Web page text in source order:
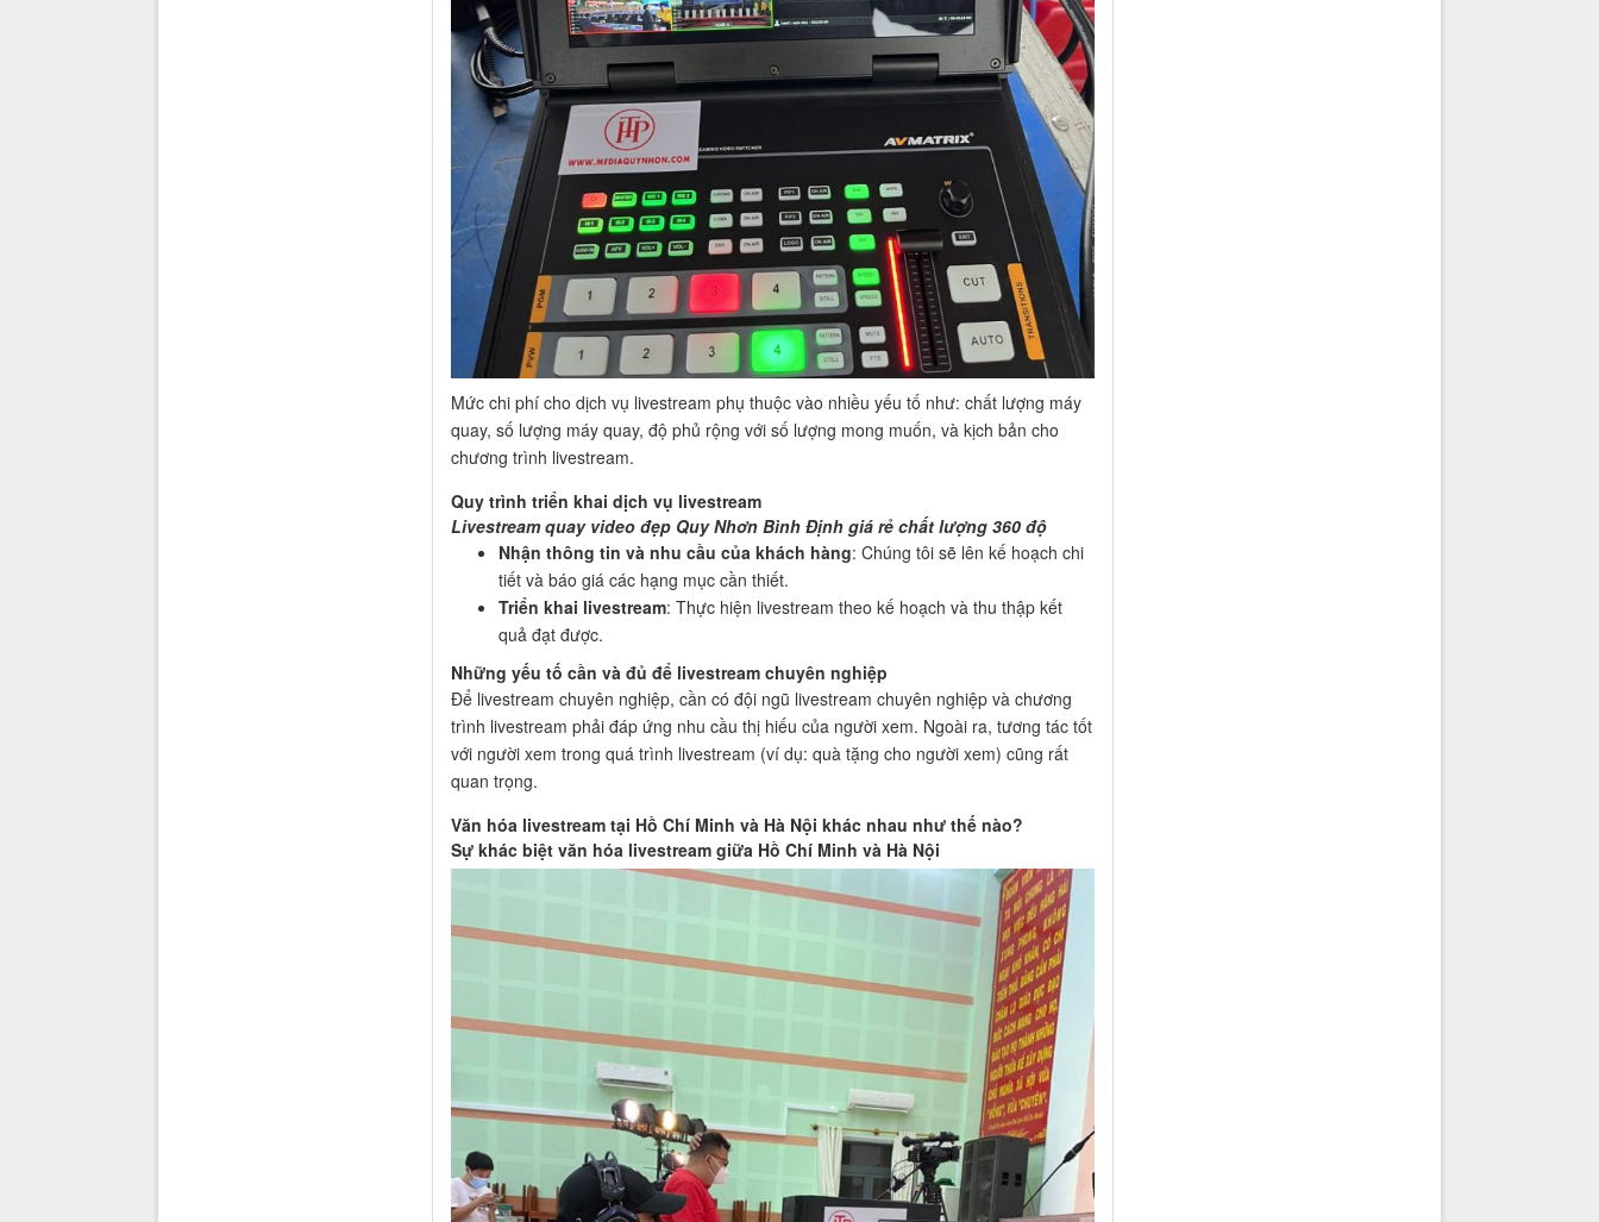
Mức chi phí cho dịch vụ livestream phụ thuộc vào nhiều yếu tố như: chất lượng máy
quay, số lượng máy quay, độ phủ rộng với số lượng mong muốn, và kịch bản cho
chương trình livestream.
Quy trình triển khai dịch vụ livestream
Livestream quay video đẹp Quy Nhơn Bình Định giá rẻ chất lượng 360 độ
Nhận thông tin và nhu cầu của khách hàng: Chúng tôi sẽ lên kế hoạch chi
tiết và báo giá các hạng mục cần thiết.
Triển khai livestream: Thực hiện livestream theo kế hoạch và thu thập kết
quả đạt được.
Những yếu tố cần và đủ để livestream chuyên nghiệp
Để livestream chuyên nghiệp, cần có đội ngũ livestream chuyên nghiệp và chương
trình livestream phải đáp ứng nhu cầu thị hiếu của người xem. Ngoài ra, tương tác tốt
với người xem trong quá trình livestream (ví dụ: quà tặng cho người xem) cũng rất
quan trọng.
Văn hóa livestream tại Hồ Chí Minh và Hà Nội khác nhau như thế nào?
Sự khác biệt văn hóa livestream giữa Hồ Chí Minh và Hà Nội